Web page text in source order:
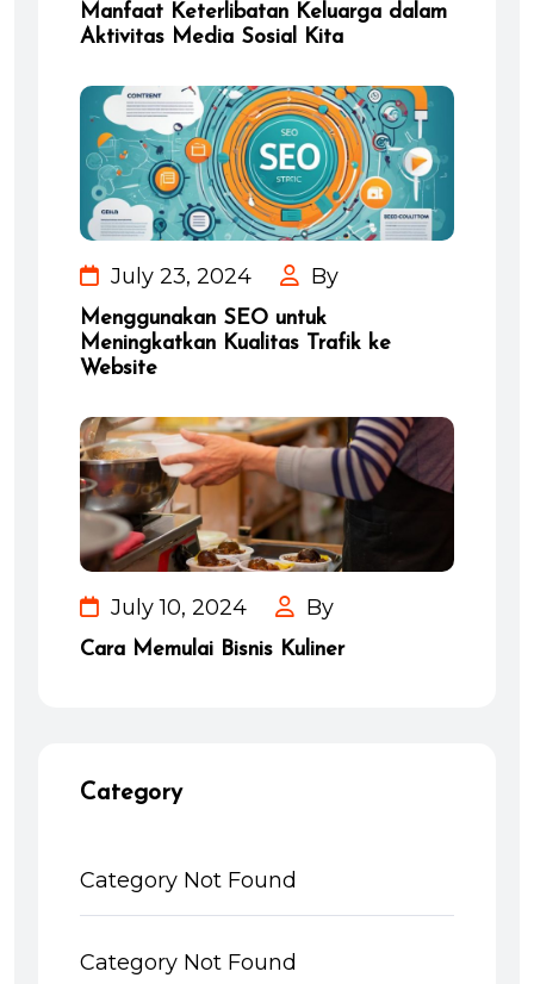
Manfaat Keterlibatan Keluarga dalam
Aktivitas Media Sosial Kita
July 23, 2024 By
Menggunakan SEO untuk
Meningkatkan Kualitas Trafik ke
Website
July 10, 2024 By
Cara Memulai Bisnis Kuliner
Category
Category Not Found
Category Not Found